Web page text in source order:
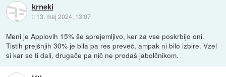
krneki
:: 13. maj 2024, 13:07
Meni je Applovih 15% še sprejemljivo, ker za vse poskrbijo oni.
Tistih prejšnjih 30% je bila pa res preveč, ampak ni bilo izbire. Vzel
si kar so ti dali, drugače pa nič ne prodaš jabolčnikom.